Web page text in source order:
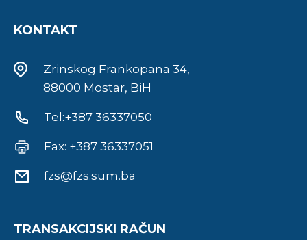
KONTAKT
Zrinskog Frankopana 34,
88000 Mostar, BiH
Tel:+387 36337050
Fax: +387 36337051
fzs@fzs.sum.ba
TRANSAKCIJSKI RAČUN